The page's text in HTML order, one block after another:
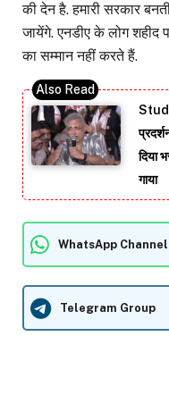
की देन है. हमारी सरकार
जायेंगे. एनडीए के लोग शहीद
का सम्मान नहीं करते हैं.
दिया
गाया
WhatsApp Channel
Telegram Group